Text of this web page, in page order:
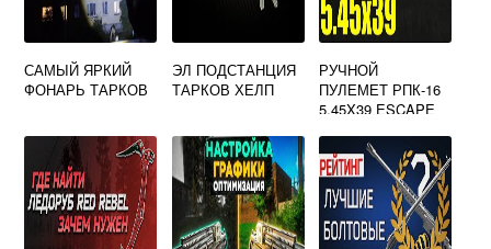
САМЫЙ ЯРКИЙ
ФОНАРЬ ТАРКОВ
ЭЛ ПОДСТАНЦИЯ
ТАРКОВ ХЕЛП
РУЧНОЙ
ПУЛЕМЕТ РПК-16
5.45X39 ESCAPE